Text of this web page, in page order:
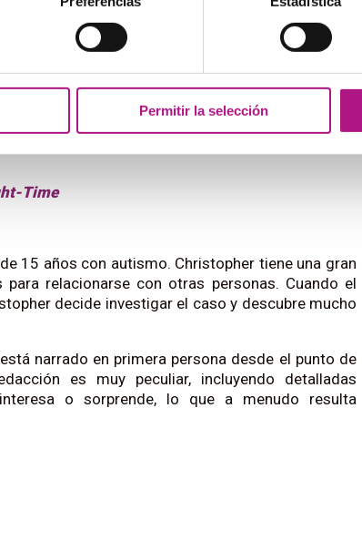
Permitir la selección
A partir de aquí comienzan una aventura
galaxia. La novela comenzó como un programa
pero ésto les ayudará a comprender
Time
15 años con autismo. Christopher tiene una gran
relacionarse con otras personas. Cuando el
decide investigar el caso y descubre mucho
narrado en primera persona desde el punto de
es muy peculiar, incluyendo detalladas
o sorprende, lo que a menudo resulta